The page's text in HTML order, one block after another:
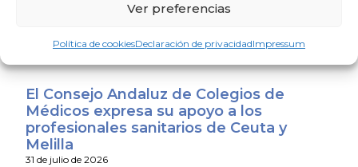
Ver preferencias
Política de cookiesDeclaración de privacidadImpressum
exige que se convierta en mejoras reales
31 de julio de 2026
El Consejo Andaluz de Colegios de
Médicos expresa su apoyo a los
profesionales sanitarios de Ceuta y
Melilla
31 de julio de 2026